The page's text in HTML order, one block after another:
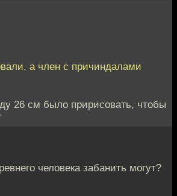
а член с причиндалами
26 см было пририсовать, чтобы
человека забанить могут?